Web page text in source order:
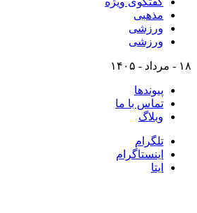
مذهبی
ورزشی
ورزشی
۱۸ - مرداد - ۱۴۰۵
پیوندها
تماس با ما
وبلاگ
تلگرام
اینستاگرام
ایتا